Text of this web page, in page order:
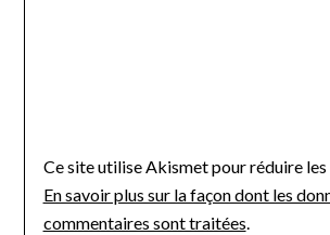
Ce site utilise Akismet pour réduire
En savoir plus sur la façon dont les
commentaires sont traitées.